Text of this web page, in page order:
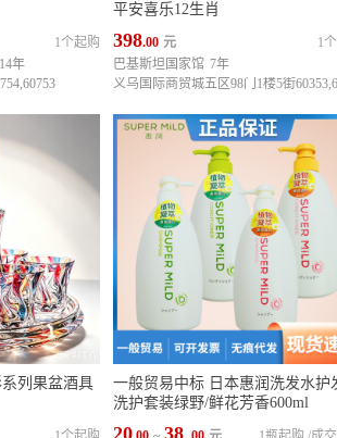
1个起购
14年
平安喜乐12生肖
398.00 元
1
巴基斯坦国家馆 7年
列果盆酒具
一般贸易中标 日本惠润洗发水护
洗护套装绿野/鲜花芳香600ml
20 38